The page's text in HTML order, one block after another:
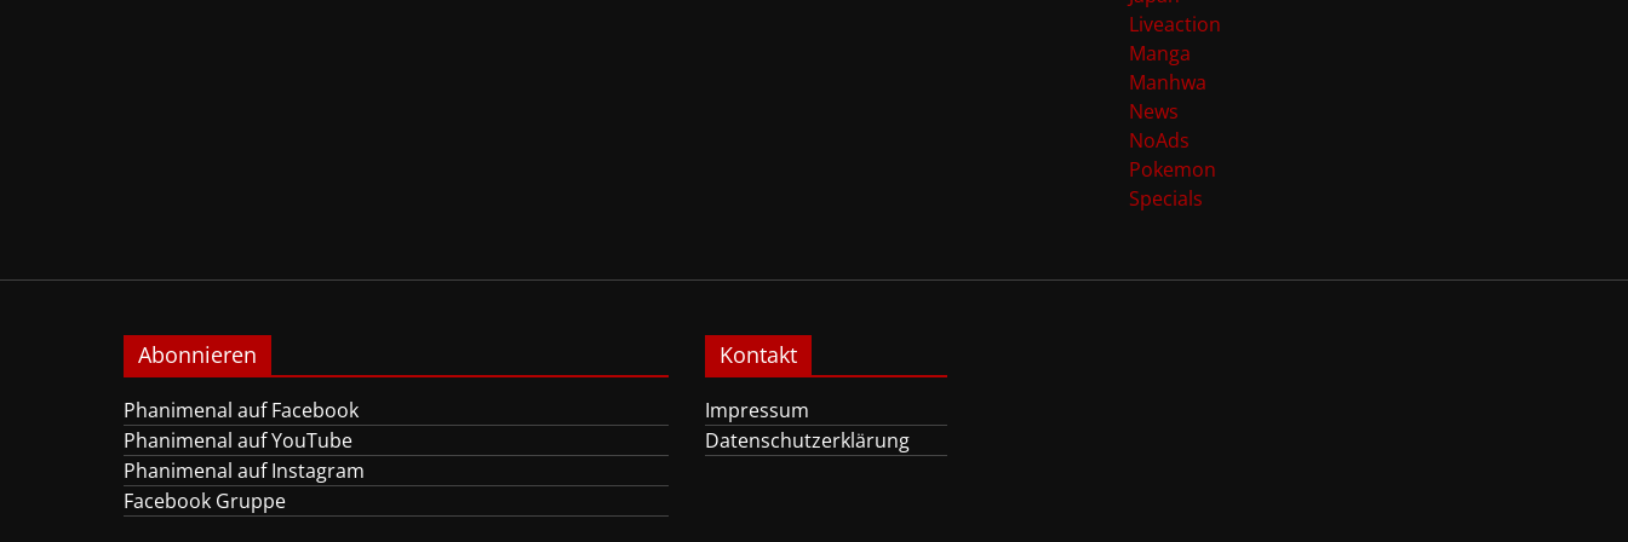
Liveaction
Manga
Manhwa
News
NoAds
Pokemon
Specials
Abonnieren
Phanimenal auf Facebook
Phanimenal auf YouTube
Phanimenal auf Instagram
Facebook Gruppe
Kontakt
Impressum
Datenschutzerklärung